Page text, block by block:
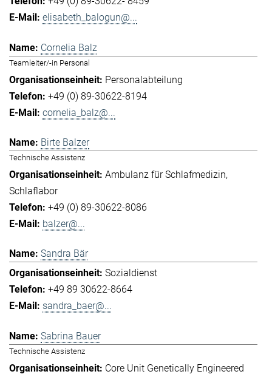
elisabeth_balogun@...
Cornelia Balz
Teamleiter/-in Personal
Personalabteilung
+49 (0) 89-30622-8194
cornelia_balz@...
Birte Balzer
Technische Assistenz
Ambulanz für Schlafmedizin
Schlaflabor
+49 (0) 89-30622-8086
balzer@...
Sandra Bär
Sozialdienst
+49 89 30622-8664
sandra_baer@...
Sabrina Bauer
Technische Assistenz
Core Unit Genetically Engineered